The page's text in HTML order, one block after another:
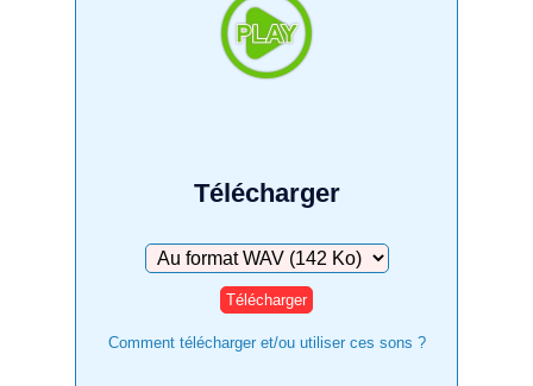
Télécharger
Télécharger
Comment télécharger et/ou utiliser ces sons ?